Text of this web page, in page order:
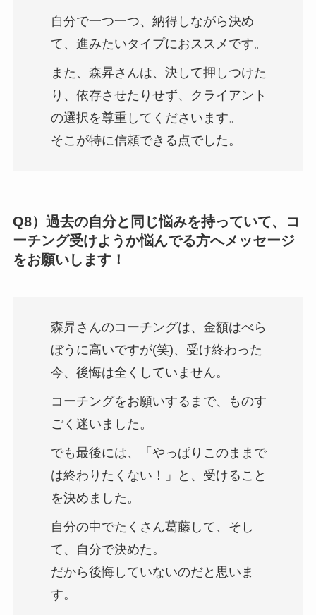
自分で一つ一つ、納得しながら決め
て、進みたいタイプにおススメです。
また、森昇さんは、決して押しつけた
り、依存させたりせず、クライアント
の選択を尊重してくださいます。
そこが特に信頼できる点でした。
Q8）過去の自分と同じ悩みを持っていて、コ
ーチング受けようか悩んでる方へメッセージ
をお願いします！
森昇さんのコーチングは、金額はべら
ぼうに高いですが(笑)、受け終わった
今、後悔は全くしていません。
コーチングをお願いするまで、ものす
ごく迷いました。
でも最後には、「やっぱりこのままで
は終わりたくない！」と、受けること
を決めました。
自分の中でたくさん葛藤して、そし
て、自分で決めた。
だから後悔していないのだと思いま
す。